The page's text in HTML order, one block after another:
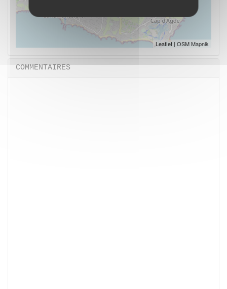
Leaflet | OSM Mapnik
COMMENTAIRES